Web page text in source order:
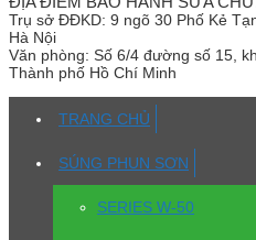
Trụ sở ĐĐKD: 9 ngõ 30 Phố Kẻ
Hà Nội
Văn phòng: Số 6/4 đường số 15,
Thành phố Hồ Chí Minh
TRANG CHỦ
SÚNG PHUN SƠN
SERIES W-50